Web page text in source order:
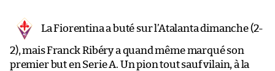
La Fiorentina a buté sur l’Atalanta dimanche (2-
2), mais Franck Ribéry a quand même marqué son
premier but en Serie A. Un pion tout sauf vilain, à la